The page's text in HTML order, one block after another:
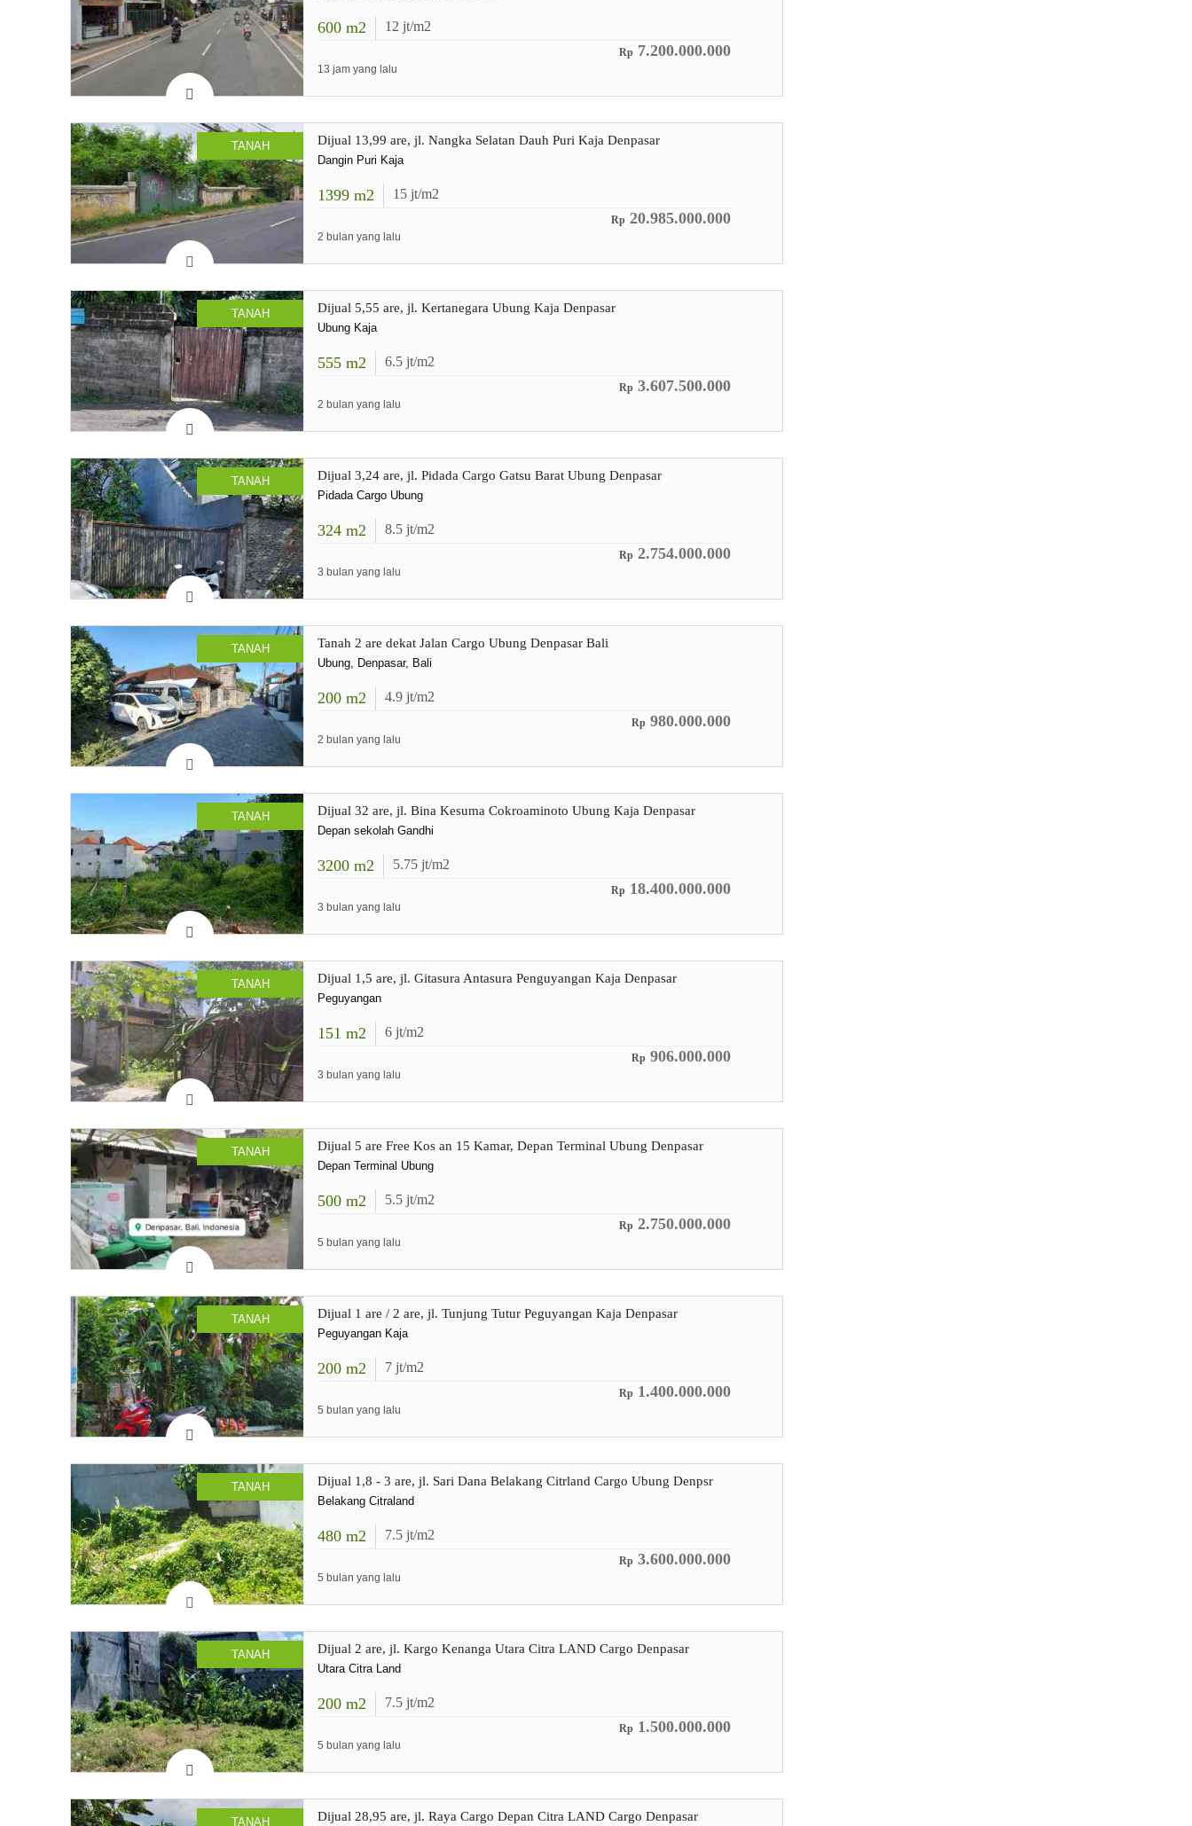
600 m2 12 jt/m2
Rp 7.200.000.000
13 jam yang lalu
TANAH Dijual 13,99 are, jl. Nangka Selatan Dauh Puri Kaja Denpasar
Dangin Puri Kaja
1399 m2 15 jt/m2
Rp 20.985.000.000
2 bulan yang lalu
TANAH Dijual 5,55 are, jl. Kertanegara Ubung Kaja Denpasar
Ubung Kaja
555 m2 6.5 jt/m2
Rp 3.607.500.000
2 bulan yang lalu
TANAH Dijual 3,24 are, jl. Pidada Cargo Gatsu Barat Ubung Denpasar
Pidada Cargo Ubung
324 m2 8.5 jt/m2
Rp 2.754.000.000
3 bulan yang lalu
TANAH Tanah 2 are dekat Jalan Cargo Ubung Denpasar Bali
Ubung, Denpasar, Bali
200 m2 4.9 jt/m2
Rp 980.000.000
2 bulan yang lalu
TANAH Dijual 32 are, jl. Bina Kesuma Cokroaminoto Ubung Kaja Denpasar
Depan sekolah Gandhi
3200 m2 5.75 jt/m2
Rp 18.400.000.000
3 bulan yang lalu
TANAH Dijual 1,5 are, jl. Gitasura Antasura Penguyangan Kaja Denpasar
Peguyangan
151 m2 6 jt/m2
Rp 906.000.000
3 bulan yang lalu
TANAH Dijual 5 are Free Kos an 15 Kamar, Depan Terminal Ubung Denpasar
Depan Terminal Ubung
500 m2 5.5 jt/m2
Rp 2.750.000.000
5 bulan yang lalu
TANAH Dijual 1 are / 2 are, jl. Tunjung Tutur Peguyangan Kaja Denpasar
Peguyangan Kaja
200 m2 7 jt/m2
Rp 1.400.000.000
5 bulan yang lalu
TANAH Dijual 1,8 - 3 are, jl. Sari Dana Belakang Citrland Cargo Ubung Denpsr
Belakang Citraland
480 m2 7.5 jt/m2
Rp 3.600.000.000
5 bulan yang lalu
TANAH Dijual 2 are, jl. Kargo Kenanga Utara Citra LAND Cargo Denpasar
Utara Citra Land
200 m2 7.5 jt/m2
Rp 1.500.000.000
5 bulan yang lalu
TANAH Dijual 28,95 are, jl. Raya Cargo Depan Citra LAND Cargo Denpasar